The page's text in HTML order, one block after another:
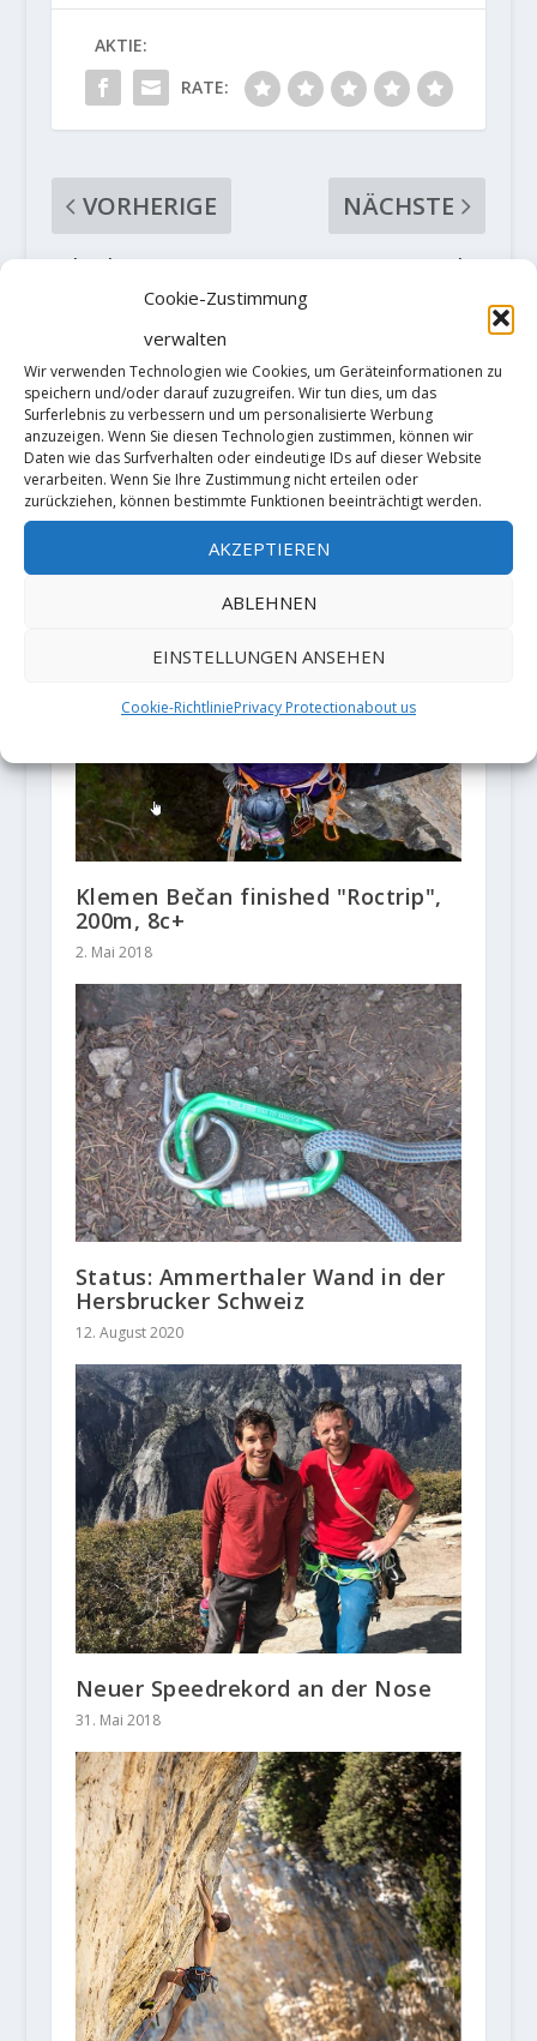
Cookie-Zustimmung
verwalten
Wir verwenden Technologien wie Cookies, um Geräteinformationen zu
speichern und/oder darauf zuzugreifen. Wir tun dies, um das
Surferlebnis zu verbessern und um personalisierte Werbung
anzuzeigen. Wenn Sie diesen Technologien zustimmen, können wir
Daten wie das Surfverhalten oder eindeutige IDs auf dieser Website
verarbeiten. Wenn Sie Ihre Zustimmung nicht erteilen oder
zurückziehen, können bestimmte Funktionen beeinträchtigt werden.
AKZEPTIEREN
ABLEHNEN
EINSTELLUNGEN ANSEHEN
Cookie-RichtliniePrivacy Protectionabout us
AKTIE:
RATE:
VORHERIGE
iClimb – Das
legendäre
Frankenjuravide
o ist online
NÄCHSTE
'Greenspit' 8b+
trad by Barbara
ZUSAMMENHÄNGENDE POSTS
Klemen Bečan finished "Roctrip",
200m, 8c+
2. Mai 2018
Status: Ammerthaler Wand in der
Hersbrucker Schweiz
12. August 2020
Neuer Speedrekord an der Nose
31. Mai 2018